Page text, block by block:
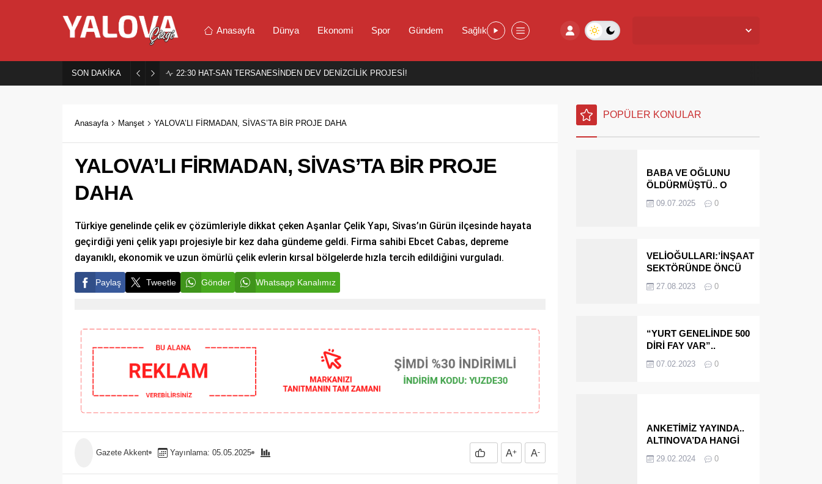
Anasayfa Dünya Ekonomi Spor Gündem Sağlık
SON DAKİKA 22:30 HAT-SAN TERSANESİNDEN DEV DENİZCİLİK PROJESİ!
Anasayfa Manşet YALOVA’LI FİRMADAN, SİVAS’TA BİR PROJE DAHA
YALOVA’LI FİRMADAN, SİVAS’TA BİR PROJE
DAHA
Türkiye genelinde çelik ev çözümleriyle dikkat çeken Aşanlar Çelik Yapı, Sivas’ın Gürün ilçesinde hayata
geçirdiği yeni çelik yapı projesiyle bir kez daha gündeme geldi. Firma sahibi Ebcet Cabas, depreme
dayanıklı, ekonomik ve uzun ömürlü çelik evlerin kırsal bölgelerde hızla tercih edildiğini vurguladı.
Paylaş Tweetle Gönder Whatsapp Kanalımız
Gazete Akkent Yayınlama: 05.05.2025 A+ A-
POPÜLER KONULAR
BABA VE OĞLUNU
ÖLDÜRMÜŞTÜ.. O
MİRASÇILARI
09.07.2025 0
VELİOĞULLARI:’İNŞAAT
SEKTÖRÜNDE ÖNCÜ
EDECEĞİZ’
27.08.2023 0
“YURT GENELİNDE 500
DİRİ FAY VAR”..
ÇINARCIK..
07.02.2023 0
ANKETİMİZ YAYINDA..
ALTINOVA’DA HANGİ
BAŞKANI OLARAK
29.02.2024 0